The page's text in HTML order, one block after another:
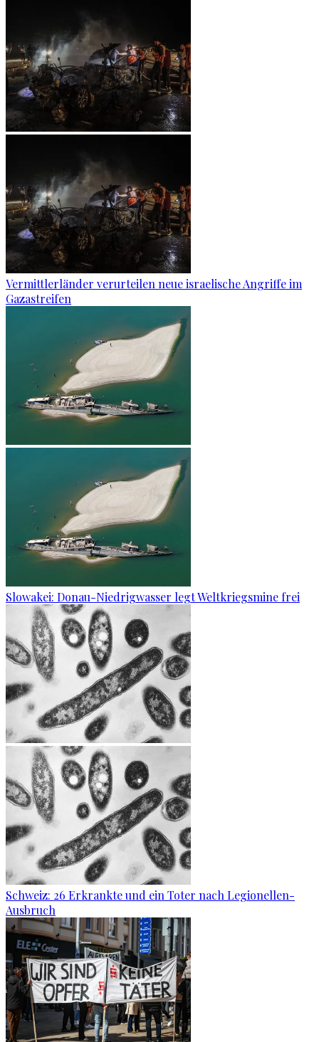
Vermittlerländer verurteilen neue israelische Angriffe im
Gazastreifen
Slowakei: Donau-Niedrigwasser legt Weltkriegsmine frei
Schweiz: 26 Erkrankte und ein Toter nach Legionellen-
Ausbruch